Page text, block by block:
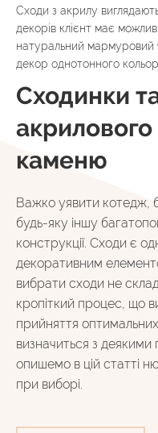
Сходи з акрилу виглядають
декорів клієнт має
натуральний мармуровий
декор однотонного
Сходинки
каменю
Важко уявити котедж,
будь-яку іншу
конструкції. Сходи є
декоративним
вибрати сходи не
кропіткий процес, що
прийняття
визначиться з
опишемо в цій статті
при виборі.